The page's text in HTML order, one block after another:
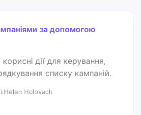
за допомогою
дії для керування,
списку кампаній.
Holovach